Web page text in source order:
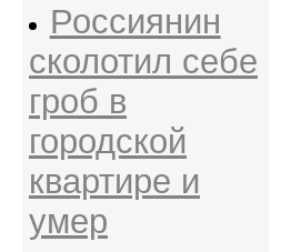
Россиянин
сколотил себе
гроб в
городской
квартире и
умер